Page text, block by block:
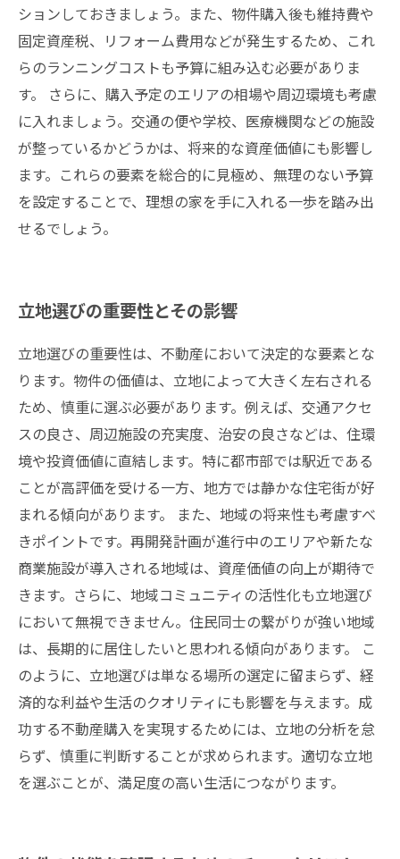
ションしておきましょう。また、物件購入後も維持費や
固定資産税、リフォーム費用などが発生するため、これ
らのランニングコストも予算に組み込む必要がありま
す。 さらに、購入予定のエリアの相場や周辺環境も考慮
に入れましょう。交通の便や学校、医療機関などの施設
が整っているかどうかは、将来的な資産価値にも影響し
ます。これらの要素を総合的に見極め、無理のない予算
を設定することで、理想の家を手に入れる一歩を踏み出
せるでしょう。
立地選びの重要性とその影響
立地選びの重要性は、不動産において決定的な要素とな
ります。物件の価値は、立地によって大きく左右される
ため、慎重に選ぶ必要があります。例えば、交通アクセ
スの良さ、周辺施設の充実度、治安の良さなどは、住環
境や投資価値に直結します。特に都市部では駅近である
ことが高評価を受ける一方、地方では静かな住宅街が好
まれる傾向があります。 また、地域の将来性も考慮すべ
きポイントです。再開発計画が進行中のエリアや新たな
商業施設が導入される地域は、資産価値の向上が期待で
きます。さらに、地域コミュニティの活性化も立地選び
において無視できません。住民同士の繋がりが強い地域
は、長期的に居住したいと思われる傾向があります。 こ
のように、立地選びは単なる場所の選定に留まらず、経
済的な利益や生活のクオリティにも影響を与えます。成
功する不動産購入を実現するためには、立地の分析を怠
らず、慎重に判断することが求められます。適切な立地
を選ぶことが、満足度の高い生活につながります。